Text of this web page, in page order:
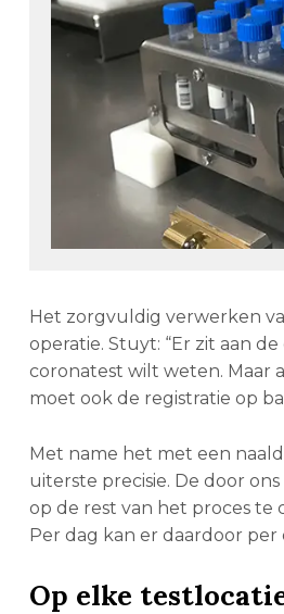
Het zorgvuldig verwerken
operatie. Stuyt: “Er zit aan
coronatest wilt weten. Maar
moet ook de registratie op
Met name het met een
uiterste precisie. De door
op de rest van het proces
Per dag kan er daardoor
Op elke